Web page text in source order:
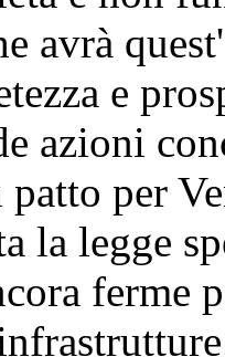
avrà
e
azioni
patto per
la legge
ferme